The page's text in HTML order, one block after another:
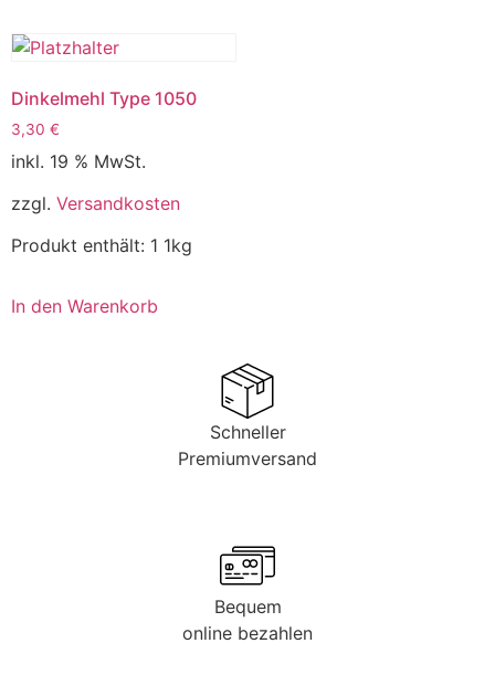
Dinkelmehl Type 1050
3,30 €
inkl. 19 % MwSt.
zzgl. Versandkosten
Produkt enthält: 1 1kg
In den Warenkorb
Schneller
Premiumversand
Bequem
online bezahlen